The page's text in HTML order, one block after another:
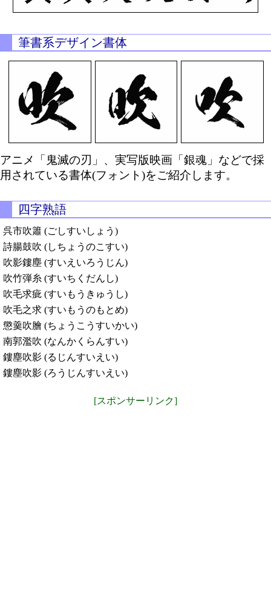
筆書系デザイン書体
アニメ「鬼滅の刃」、実写版映画「銀魂」などで採
用されている書体(フォント)をご紹介します。
四字熟語
呉市吹簫 (ごしすいしょう)
詩腸鼓吹 (しちょうのこすい)
吹影鏤塵 (すいえいろうじん)
吹竹弾糸 (すいちくだんし)
吹毛求疵 (すいもうきゅうし)
吹毛之求 (すいもうのもとめ)
懲羹吹膾 (ちょうこうすいかい)
南郭濫吹 (なんかくらんすい)
鏤塵吹影 (るじんすいえい)
鏤塵吹影 (ろうじんすいえい)
[スポンサーリンク]